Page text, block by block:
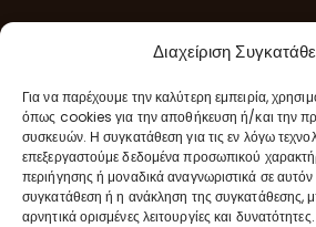
Διαχείριση
Για να παρέχουμε την καλύτερη εμπειρία,
όπως cookies για την αποθήκευση ή/και την
συσκευών. Η συγκατάθεση για τις εν λόγω
επεξεργαστούμε δεδομένα προσωπικού
περιήγησης ή μοναδικά αναγνωριστικά σε
συγκατάθεση ή η ανάκληση της συγκατάθεσης,
αρνητικά ορισμένες λειτουργίες και δυνατότητες.
Διεύθυνση
Κρήτης